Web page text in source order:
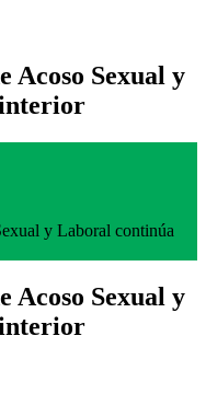
Acoso Sexual y
y Laboral continúa
Acoso Sexual y